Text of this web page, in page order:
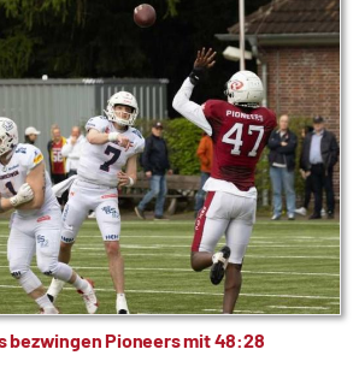
bezwingen Pioneers mit 48:28